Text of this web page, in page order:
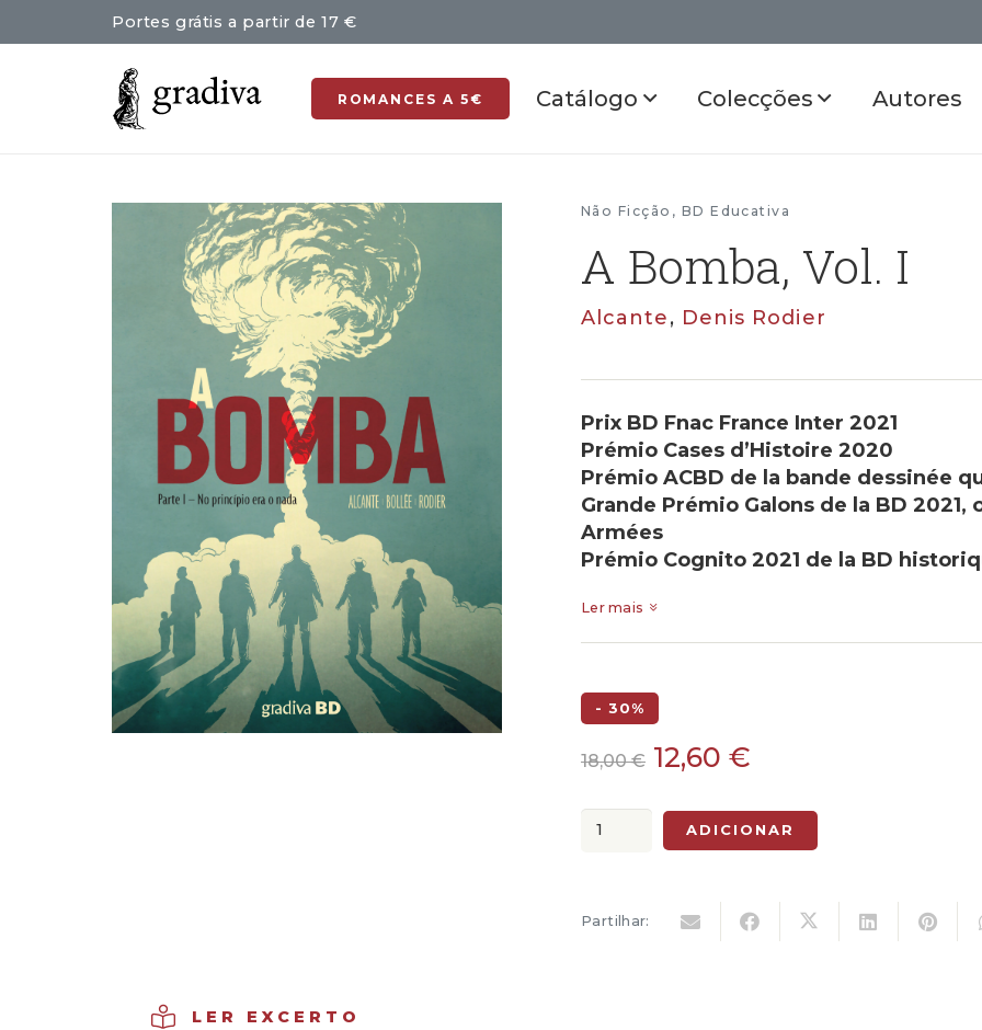
Portes grátis a partir de 17 €
ROMANCES A 5€ Catálogo Colecções Autores
Não Ficção , BD Educativa
A Bomba, Vol. I
Alcante, Denis Rodier
Prix BD Fnac France Inter 2021
Prémio Cases d’Histoire 2020
Prémio ACBD de la bande dessinée
Grande Prémio Galons de la BD
Armées
Prémio Cognito 2021 de la BD
Ler mais
- 30%
18,00€ O
original
era:
12,60 €
atual
é:
Quantidade
Vol.
ADICIONAR
Partilhar:
LER EXCERTO